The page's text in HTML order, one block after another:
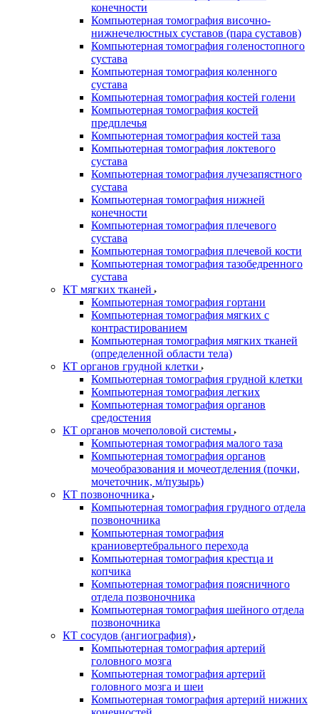
конечности
Компьютерная томография височно-
нижнечелюстных суставов (пара суставов)
Компьютерная томография голеностопного
сустава
Компьютерная томография коленного
сустава
Компьютерная томография костей голени
Компьютерная томография костей
предплечья
Компьютерная томография костей таза
Компьютерная томография локтевого
сустава
Компьютерная томография лучезапястного
сустава
Компьютерная томография нижней
конечности
Компьютерная томография плечевого
сустава
Компьютерная томография плечевой кости
Компьютерная томография тазобедренного
сустава
КТ мягких тканей
Компьютерная томография гортани
Компьютерная томография мягких с
контрастированием
Компьютерная томография мягких тканей
(определенной области тела)
КТ органов грудной клетки
Компьютерная томография грудной клетки
Компьютерная томография легких
Компьютерная томография органов
средостения
КТ органов мочеполовой системы
Компьютерная томография малого таза
Компьютерная томография органов
мочеобразования и мочеотделения (почки,
мочеточник, м/пузырь)
КТ позвоночника
Компьютерная томография грудного отдела
позвоночника
Компьютерная томография
краниовертебрального перехода
Компьютерная томография крестца и
копчика
Компьютерная томография поясничного
отдела позвоночника
Компьютерная томография шейного отдела
позвоночника
КТ сосудов (ангиография)
Компьютерная томография артерий
головного мозга
Компьютерная томография артерий
головного мозга и шеи
Компьютерная томография артерий нижних